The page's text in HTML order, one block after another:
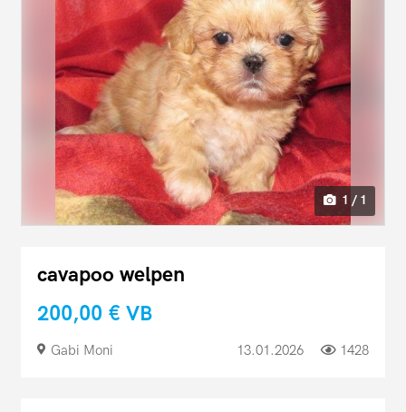
1 / 1
cavapoo welpen
200,00 € VB
Gabi Moni 13.01.2026 1428